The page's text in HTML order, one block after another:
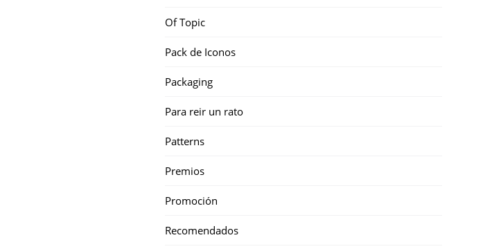
Of Topic
Pack de Iconos
Packaging
Para reir un rato
Patterns
Premios
Promoción
Recomendados